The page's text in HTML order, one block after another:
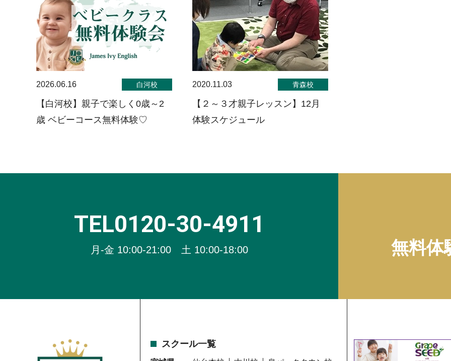
2026.06.16 白河校
【白河校】親子で楽しく0歳～2
歳 ベビーコース無料体験♡
2020.11.03 青森校
【２～３才親子レッスン】12月
体験スケジュール
TEL0120-30-4911
月-金 10:00-21:00 土 10:00-18:00 無料体
スクール一覧